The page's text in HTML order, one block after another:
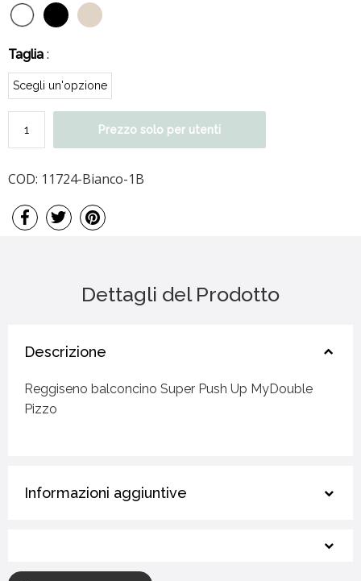
Taglia :
Prezzo solo per utenti
COD: 11724-Bianco-1B
Dettagli del Prodotto
Descrizione
Reggiseno balconcino Super Push Up MyDouble
Pizzo
Informazioni aggiuntive